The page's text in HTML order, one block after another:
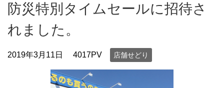
防災特別タイムセールに招待さ
れました。
2019年3月11日 4017PV 店舗せどり